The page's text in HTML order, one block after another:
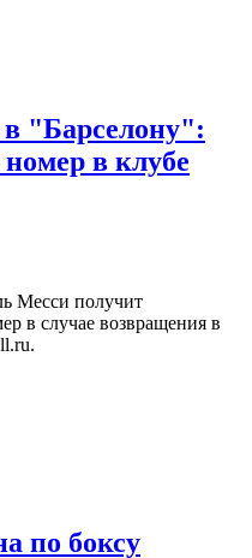
"Барселону":
номер в клубе
Месси получит
в случае возвращения в
по боксу